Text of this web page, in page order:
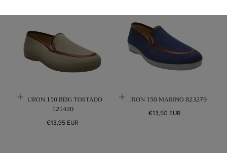
I
Ó
N
:
HURON 150 BEIG TOSTADO
121420
Precio
€13,95 EUR
HURON 150 MARINO 823279
Precio
€13,50 EUR